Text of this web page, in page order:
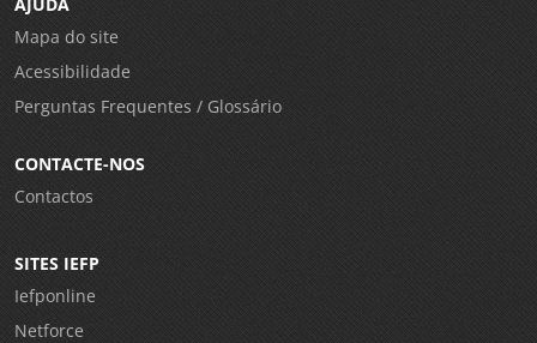
Mapa do site
Acessibilidade
Perguntas Frequentes / Glossário
CONTACTE-NOS
Contactos
SITES IEFP
Iefponline
Netforce